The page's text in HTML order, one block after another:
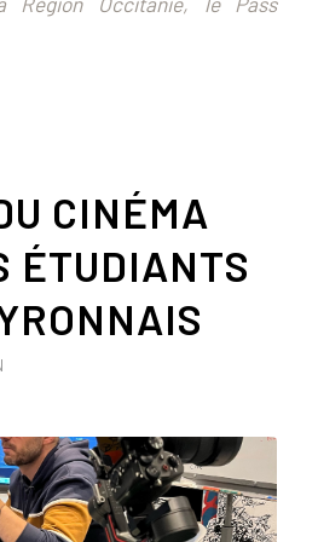
CINÉMA
ÉTUDIANTS